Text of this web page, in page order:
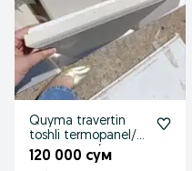
Quyma travertin
toshli termopanel/
пенопласт/
120 000 сум